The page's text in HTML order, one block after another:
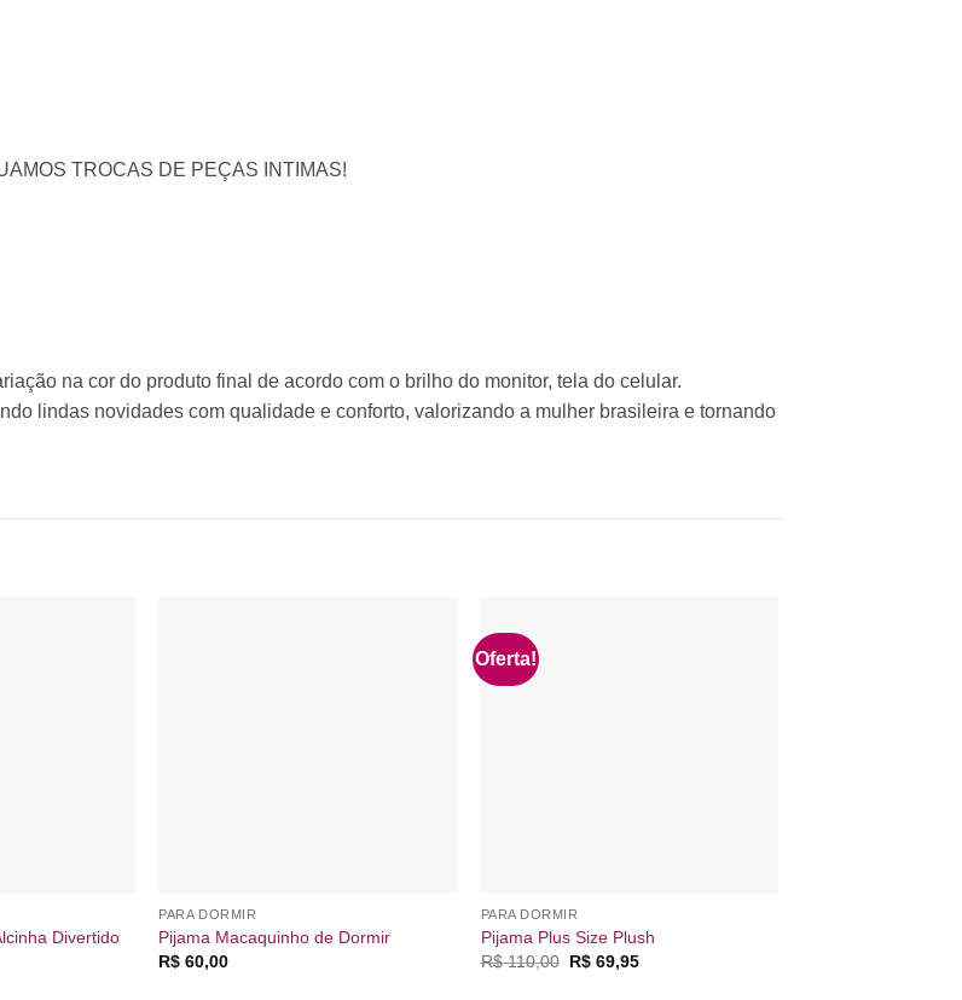
TROCAS DE PEÇAS INTIMAS!
na cor do produto final de acordo com o brilho do monitor, tela do celular.
lindas novidades com qualidade e conforto, valorizando a mulher brasileira e tornando
Divertido
PARA DORMIR
Pijama Macaquinho de Dormir
R$ 60,00
Oferta!
PARA DORMIR
Pijama Plus Size Plush
R$110,00 O
R$69,95O